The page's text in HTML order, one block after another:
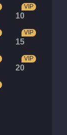
10
VIP
15
VIP
20
VIP